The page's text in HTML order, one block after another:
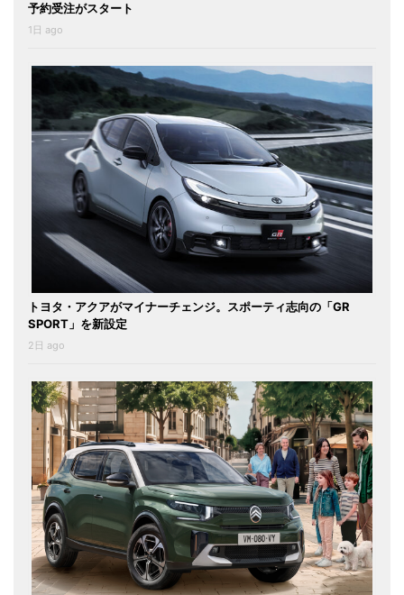
予約受注がスタート
1日 ago
トヨタ・アクアがマイナーチェンジ。スポーティ志向の「GR
SPORT」を新設定
2日 ago